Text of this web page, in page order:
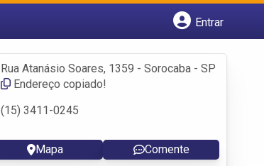
Entrar
Fazer login
Criar conta
Rua Atanásio Soares, 1359 - Sorocaba - SP
Endereço copiado!
(15) 3411-0245
Mapa Comente